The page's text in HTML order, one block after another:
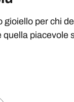
per chi
quella piacevole